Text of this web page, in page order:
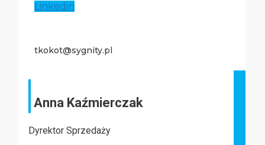
Linkedin
tkokot@sygnity.pl
Anna Kaźmierczak
Dyrektor Sprzedaży